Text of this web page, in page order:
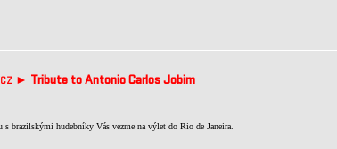
► Tribute to Antonio Carlos Jobim
s brazilskými hudebníky Vás vezme na výlet do Rio de Janeira.